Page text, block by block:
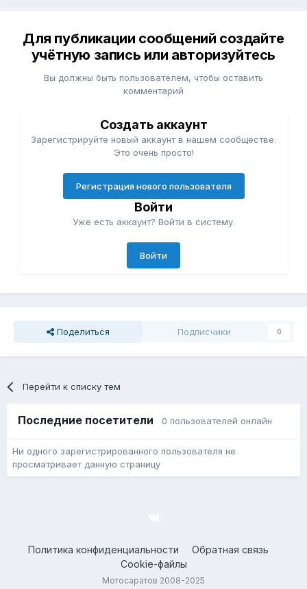
Для публикации сообщений создайте
учётную запись или авторизуйтесь
Вы должны быть пользователем, чтобы оставить
комментарий
Создать аккаунт
Зарегистрируйте новый аккаунт в нашем сообществе.
Это очень просто!
Регистрация нового пользователя
Войти
Уже есть аккаунт? Войти в систему.
Войти
Поделиться Подписчики 0
Перейти к списку тем
Последние посетители 0 пользователей онлайн
Ни одного зарегистрированного пользователя не
просматривает данную страницу
Политика конфиденциальности
Обратная связь
Cookie-файлы
Мотосаратов 2008-2025